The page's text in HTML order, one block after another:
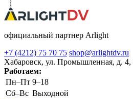
официальный партнер Arlight
+7 (4212) 75 70 75 shop@arlightdv.ru
Хабаровск, ул. Промышленная, д. 4,
Работаем:
Пн–Пт 9–18
Cб–Вс Выходной